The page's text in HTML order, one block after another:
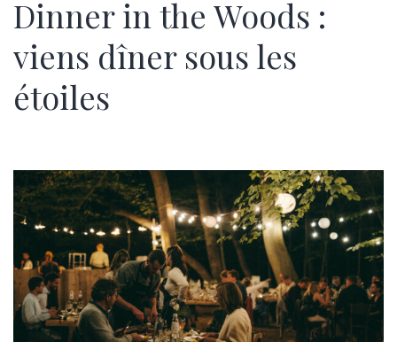
Dinner in the Woods :
viens dîner sous les
étoiles